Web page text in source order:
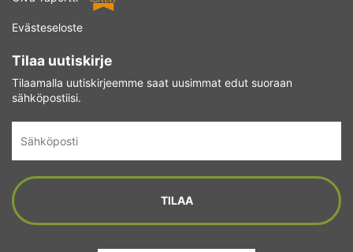
Evästeseloste
Tilaa uutiskirje
Tilaamalla uutiskirjeemme saat uusimmat edut suoraan
sähköpostiisi.